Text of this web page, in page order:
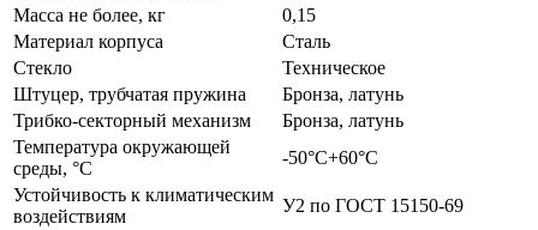
Масса не более, кг
0,15
Материал корпуса
Сталь
Стекло
Техническое
Штуцер, трубчатая пружина
Бронза, латунь
Трибко-секторный механизм
Бронза, латунь
Температура окружающей
среды, °С
-50°С+60°С
Устойчивость к климатическим
воздействиям
У2 по ГОСТ 15150-69